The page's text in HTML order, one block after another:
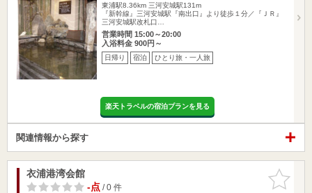
東浦駅8.36km 三河安城駅131m
『新幹線』三河安城駅『南出口』より徒歩１分／『ＪＲ』
三河安城駅改札口…
営業時間 15:00～20:00
入浴料金 900円～
日帰り 宿泊 ひとり旅・一人旅
楽天トラベルの宿泊プランを見る
関連情報から探す
お気に入
りに追加
衣浦港湾会館
-点/ 0 件